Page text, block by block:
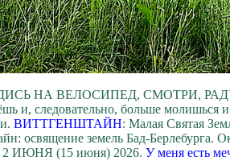
НА ВЕЛОСИПЕД, СМОТРИ,
и, следовательно, больше молишься
ВИТТГЕНШТАЙН: Малая Святая
освящение земель Бад-Берлебурга.
2 ИЮНЯ (15 июня) 2026. У меня есть